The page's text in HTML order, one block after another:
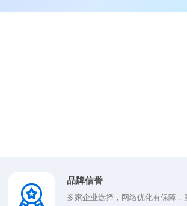
品牌信誉
多家企业选择，网络优化有保障，